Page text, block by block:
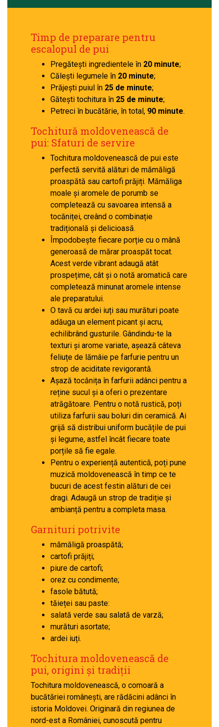
Timp de preparare pentru
escalopul de pui
Pregătești ingredientele în 20 minute;
Călești legumele în 20 minute;
Prăjești puiul în 25 de minute;
Gătești tochitura în 25 de minute;
Petreci în bucătărie, în total, 90 minute.
Tochitură moldovenească de
pui: Sfaturi de servire
Tochitura moldovenească de pui este
perfectă servită alături de mămăligă
proaspătă sau cartofi prăjiți. Mămăliga
moale și aromele de porumb se
completează cu savoarea intensă a
tocăniței, creând o combinație
tradițională și delicioasă.
Împodobește fiecare porție cu o mână
generoasă de mărar proaspăt tocat.
Acest verde vibrant adaugă atât
prospețime, cât și o notă aromatică care
completează minunat aromele intense
ale preparatului.
O tavă cu ardei iuți sau murături poate
adăuga un element picant și acru,
echilibrând gusturile. Gândindu-te la
texturi și arome variate, așează câteva
feliuțe de lămâie pe farfurie pentru un
strop de aciditate revigorantă.
Așază tocănița în farfurii adânci pentru a
reține sucul și a oferi o prezentare
atrăgătoare. Pentru o notă rustică, poți
utiliza farfurii sau boluri din ceramică. Ai
grijă să distribui uniform bucățile de pui
și legume, astfel încât fiecare toate
porțile să fie egale.
Pentru o experiență autentică, poți pune
muzică moldovenească în timp ce te
bucuri de acest festin alături de cei
dragi. Adaugă un strop de tradiție și
ambianță pentru a completa masa.
Garnituri potrivite
mămăligă proaspătă;
cartofi prăjiți;
piure de cartofi;
orez cu condimente;
fasole bătută;
tăieței sau paste:
salată verde sau salată de varză;
murături asortate;
ardei iuți.
Tochitura moldovenească de
pui, origini și tradiții
Tochitura moldovenească, o comoară a
bucătăriei românești, are rădăcini adânci în
istoria Moldovei. Originară din regiunea de
nord-est a României, cunoscută pentru